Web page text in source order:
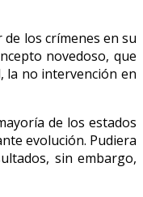
los crímenes en su
novedoso, que
la no intervención en
de los estados
evolución. Pudiera
sin embargo,